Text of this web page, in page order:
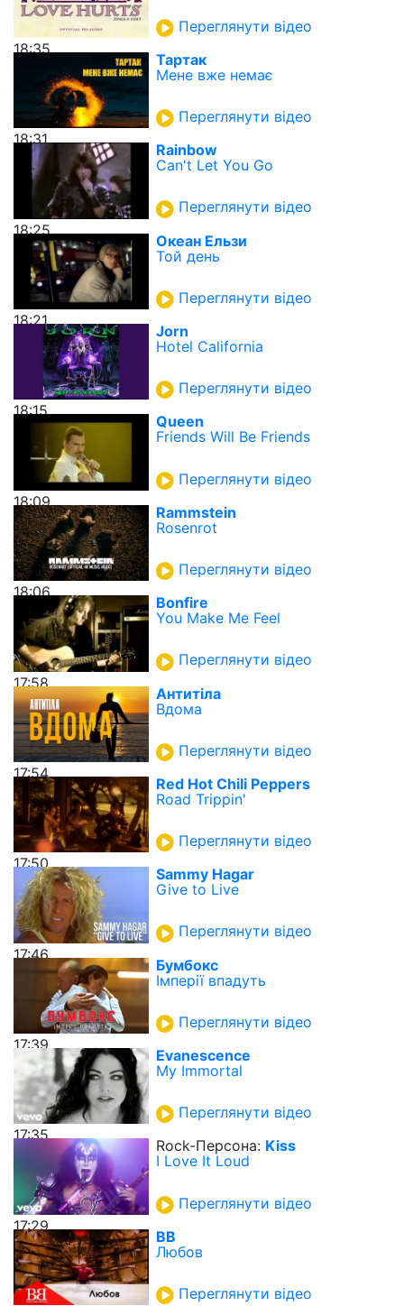
18:35
Переглянути відео
18:31
Тартак
Мене вже немає
Переглянути відео
18:25
Rainbow
Can't Let You Go
Переглянути відео
18:21
Океан Ельзи
Той день
Переглянути відео
18:15
Jorn
Hotel California
Переглянути відео
18:09
Queen
Friends Will Be Friends
Переглянути відео
18:06
Rammstein
Rosenrot
Переглянути відео
17:58
Bonfire
You Make Me Feel
Переглянути відео
17:54
Антитіла
Вдома
Переглянути відео
17:50
Red Hot Chili Peppers
Road Trippin'
Переглянути відео
17:46
Sammy Hagar
Give to Live
Переглянути відео
17:39
Бумбокс
Імперії впадуть
Переглянути відео
17:35
Evanescence
My Immortal
Переглянути відео
17:29
Rock-Персона: Kiss
I Love It Loud
Переглянути відео
ВВ
Любов
Переглянути відео